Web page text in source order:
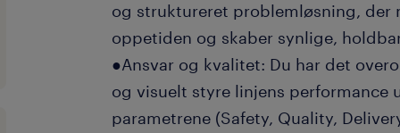
og struktureret problemløsning, der
oppetiden og skaber synlige,
●Ansvar og kvalitet: Du har det
og visuelt styre linjens performance
parametrene (Safety, Quality,